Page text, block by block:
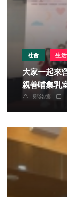
社會 生活
大家一起來營造友善
親善哺集乳
鄭銘德